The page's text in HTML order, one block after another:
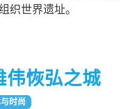
织世界遗址。
伟恢弘之城
时尚